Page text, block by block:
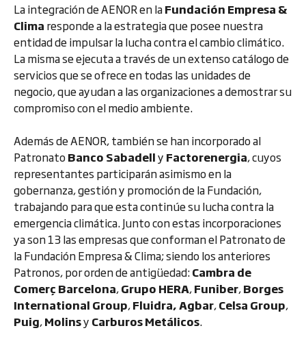
La integración de AENOR en laFundación Empresa &
Clima responde a la estrategia que posee nuestra
entidad de impulsar la lucha contra el cambio climático.
La misma se ejecuta a través de un extenso catálogo de
servicios que se ofrece en todas las unidades de
negocio, que ayudan a las organizaciones a demostrar su
compromiso con el medio ambiente.
Además de AENOR, también se han incorporado al
PatronatoBanco Sabadelly Factorenergia, cuyos
representantes participarán asimismo en la
gobernanza, gestión y promoción de la Fundación,
trabajando para que esta continúe su lucha contra la
emergencia climática. Junto con estas incorporaciones
ya son 13 las empresas que conforman el Patronato de
la Fundación Empresa & Clima; siendo los anteriores
Patronos, por orden de antigüedad:Cambra de
Comerç Barcelona,Grupo HERA,Funiber,Borges
International Group,Fluidra, Agbar,Celsa Group,
Puig,Molinsy Carburos Metálicos.